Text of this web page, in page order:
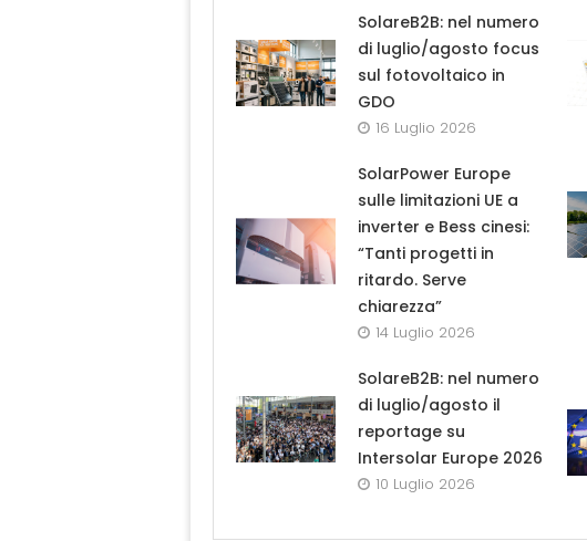
SolareB2B: nel numero
di luglio/agosto focus
sul fotovoltaico in
GDO
16 Luglio 2026
SolarPower Europe
sulle limitazioni UE a
inverter e Bess cinesi:
“Tanti progetti in
ritardo. Serve
chiarezza”
14 Luglio 2026
SolareB2B: nel numero
di luglio/agosto il
reportage su
Intersolar Europe 2026
10 Luglio 2026